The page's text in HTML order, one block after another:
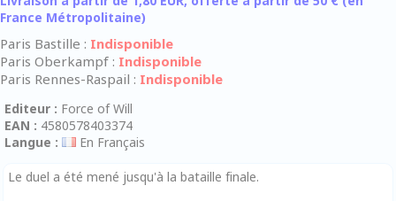
France Métropolitaine)
Paris Bastille : Indisponible
Paris Oberkampf : Indisponible
Paris Rennes-Raspail : Indisponible
Editeur : Force of Will
EAN : 4580578403374
Langue :
En Français
Le duel a été mené jusqu'à la bataille finale.